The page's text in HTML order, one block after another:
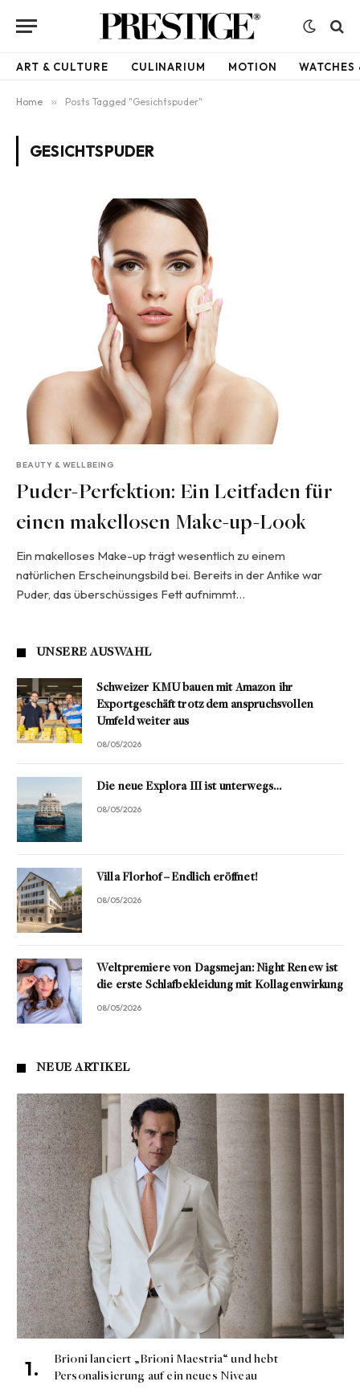
ART & CULTURE CULINARIUM MOTION WATCHES
Home » Posts Tagged "Gesichtspuder"
GESICHTSPUDER
BEAUTY & WELLBEING
Puder-Perfektion: Ein Leitfaden für
einen makellosen Make-up-Look
Ein makelloses Make-up trägt wesentlich zu einem
natürlichen Erscheinungsbild bei. Bereits in der Antike war
Puder, das überschüssiges Fett aufnimmt…
UNSERE AUSWAHL
Schweizer KMU bauen mit Amazon ihr
Exportgeschäft trotz dem anspruchsvollen
Umfeld weiter aus
08/05/2026
Die neue Explora III ist unterwegs…
08/05/2026
Villa Florhof – Endlich eröffnet!
08/05/2026
Weltpremiere von Dagsmejan: Night Renew ist
die erste Schlafbekleidung mit Kollagenwirkung
08/05/2026
NEUE ARTIKEL
Brioni lanciert „Brioni Maestria“ und hebt
Personalisierung auf ein neues Niveau